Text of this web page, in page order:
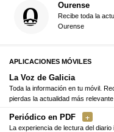
Ourense
Recibe toda la
Ourense
APLICACIONES MÓVILES
La Voz de Galicia
Toda la información en tu móvil.
pierdas la actualidad más relevante
Periódico en PDF
La experiencia de lectura del